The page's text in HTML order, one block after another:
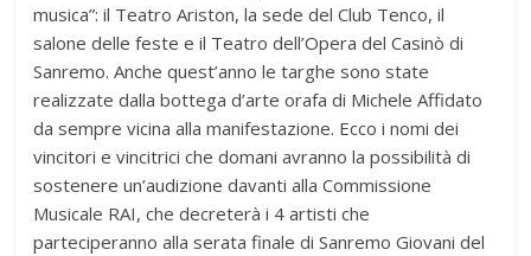
musica”: il Teatro Ariston, la sede del Club Tenco, il
salone delle feste e il Teatro dell’Opera del Casinò di
Sanremo. Anche quest’anno le targhe sono state
realizzate dalla bottega d’arte orafa di Michele Affidato
da sempre vicina alla manifestazione. Ecco i nomi dei
vincitori e vincitrici che domani avranno la possibilità di
sostenere un’audizione davanti alla Commissione
Musicale RAI, che decreterà i 4 artisti che
parteciperanno alla serata finale di Sanremo Giovani del